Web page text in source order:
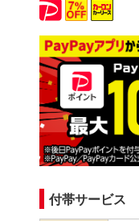
付帯サービス